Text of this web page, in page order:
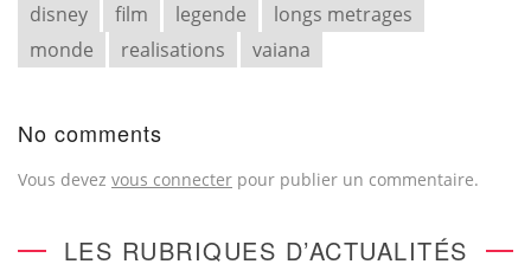
disney
film legende
longs metrages
monde
realisations vaiana
No comments
Vous devez vous connecter pour publier un commentaire.
LES RUBRIQUES D’ACTUALITÉS